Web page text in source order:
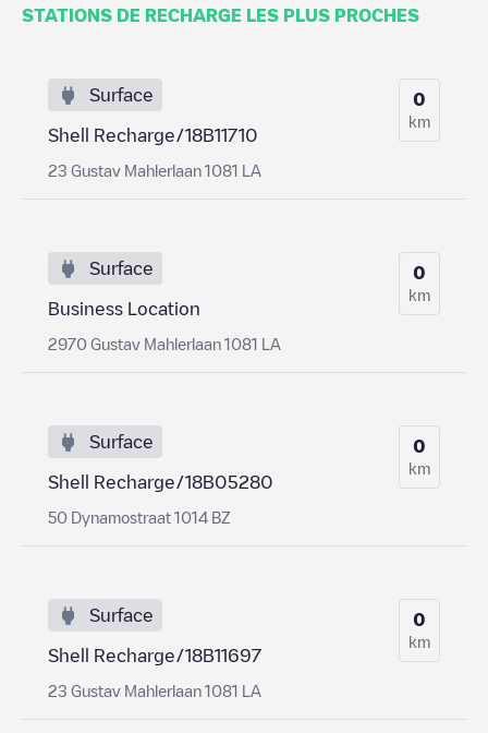
STATIONS DE RECHARGE LES PLUS PROCHES
Surface
Shell Recharge/18B11710
23 Gustav Mahlerlaan 1081 LA
0
km
Surface
Business Location
2970 Gustav Mahlerlaan 1081 LA
0
km
Surface
Shell Recharge/18B05280
50 Dynamostraat 1014 BZ
0
km
Surface
Shell Recharge/18B11697
23 Gustav Mahlerlaan 1081 LA
0
km